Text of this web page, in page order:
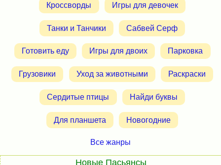
Кроссворды Игры для девочек
Танки и Танчики Сабвей Серф
Готовить еду Игры для двоих Парковка
Грузовики Уход за животными Раскраски
Сердитые птицы Найди буквы
Для планшета Новогодние
Все жанры
Новые Пасьянсы